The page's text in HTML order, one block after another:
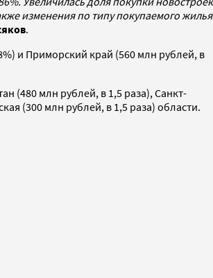
изменения по типу покупаемого жилья
.
и Приморский край (560 млн рублей, в
(480 млн рублей, в 1,5 раза), Санкт-
(300 млн рублей, в 1,5 раза) области.